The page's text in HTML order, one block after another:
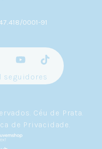
0001-91
seguidores
Céu de Prata.
de Privacidade.